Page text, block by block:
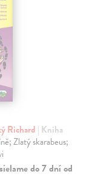
Richard | Kniha
Zlatý skarabeus;
do 7 dní od